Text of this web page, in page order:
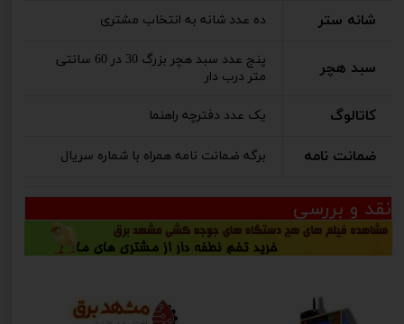
شانه ستر ده عدد شانه به انتخاب مشتری
سبد هچر
پنج عدد سبد هچر بزرگ 30 در 60 سانتی
متر درب دار
کاتالوگ یک عدد دفترچه راهنما
ضمانت نامه برگه ضمانت نامه همراه با شماره سریال
نقد و بررسی